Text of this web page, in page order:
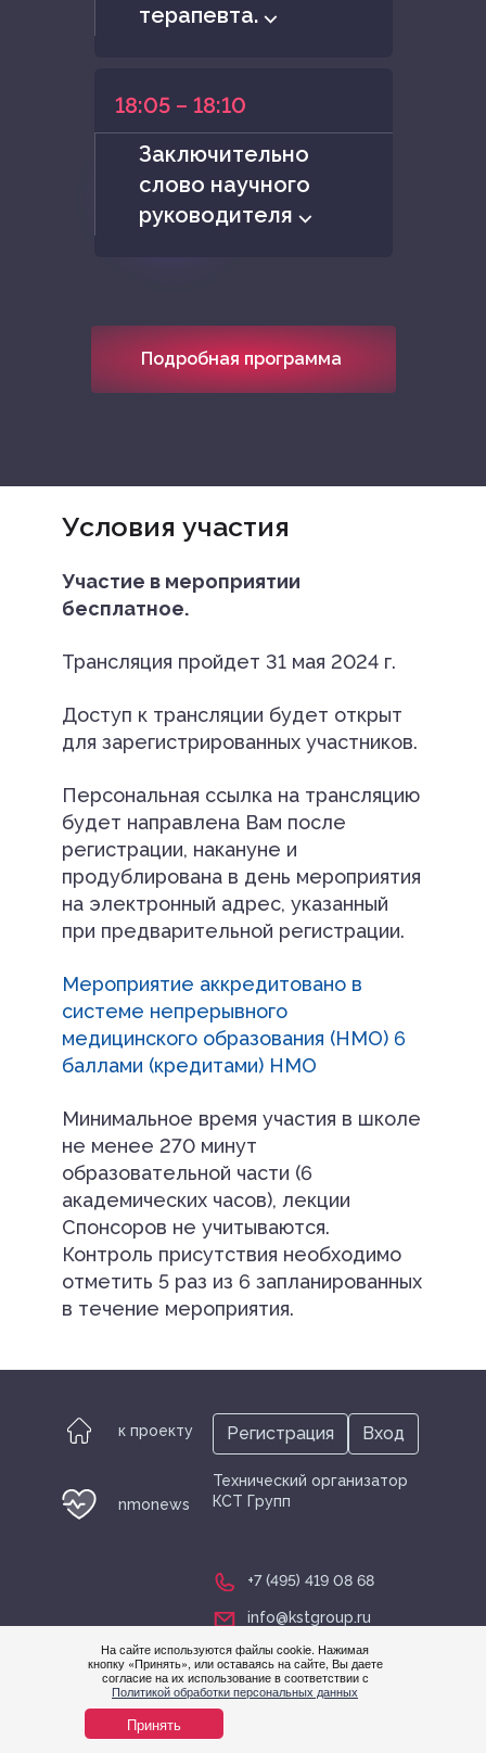
На сайте используются файлы cookie. Нажимая
кнопку «Принять», или оставаясь на сайте, Вы даете
согласие на их использование в соответствии с
Политикой обработки персональных данных
Принять
терапевта. ⌵
18:05 – 18:10
Заключительно
слово научного
руководителя ⌵
Подробная программа
Условия участия
Участие в мероприятии
бесплатное.
Трансляция пройдет 31 мая 2024 г.
Доступ к трансляции будет открыт
для зарегистрированных участников.
Персональная ссылка на трансляцию
будет направлена Вам после
регистрации, накануне и
продублирована в день мероприятия
на электронный адрес, указанный
при предварительной регистрации.
Мероприятие аккредитовано в
системе непрерывного
медицинского образования (НМО) 6
баллами (кредитами) НМО
Минимальное время участия в школе
не менее 270 минут
образовательной части (6
академических часов), лекции
Спонсоров не учитываются.
Контроль присутствия необходимо
отметить 5 раз из 6 запланированных
в течение мероприятия.
к проекту
nmonews
Технический организатор
КСТ Групп
+7 (495) 419 08 68
info@kstgroup.ru
Регистрация Вход
© nmonews 2026 все права защищены